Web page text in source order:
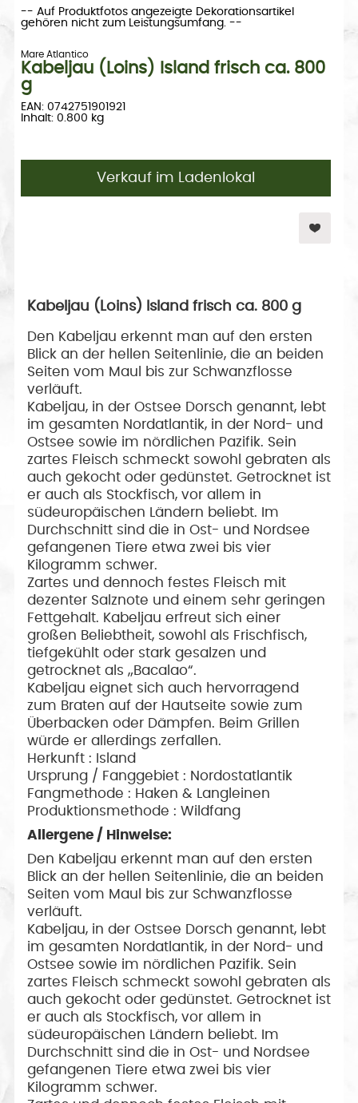
-- Auf Produktfotos angezeigte Dekorationsartikel
gehören nicht zum Leistungsumfang. --
Mare Atlantico
Kabeljau (Loins) Island frisch ca. 800
g
EAN: 0742751901921
Inhalt: 0.800 kg
Verkauf im Ladenlokal
Kabeljau (Loins) Island frisch ca. 800 g
Den Kabeljau erkennt man auf den ersten
Blick an der hellen Seitenlinie, die an beiden
Seiten vom Maul bis zur Schwanzflosse
verläuft.
Kabeljau, in der Ostsee Dorsch genannt, lebt
im gesamten Nordatlantik, in der Nord- und
Ostsee sowie im nördlichen Pazifik. Sein
zartes Fleisch schmeckt sowohl gebraten als
auch gekocht oder gedünstet. Getrocknet ist
er auch als Stockfisch, vor allem in
südeuropäischen Ländern beliebt. Im
Durchschnitt sind die in Ost- und Nordsee
gefangenen Tiere etwa zwei bis vier
Kilogramm schwer.
Zartes und dennoch festes Fleisch mit
dezenter Salznote und einem sehr geringen
Fettgehalt. Kabeljau erfreut sich einer
großen Beliebtheit, sowohl als Frischfisch,
tiefgekühlt oder stark gesalzen und
getrocknet als „Bacalao“.
Kabeljau eignet sich auch hervorragend
zum Braten auf der Hautseite sowie zum
Überbacken oder Dämpfen. Beim Grillen
würde er allerdings zerfallen.
Herkunft : Island
Ursprung / Fanggebiet : Nordostatlantik
Fangmethode : Haken & Langleinen
Produktionsmethode : Wildfang
Allergene / Hinweise:
Den Kabeljau erkennt man auf den ersten
Blick an der hellen Seitenlinie, die an beiden
Seiten vom Maul bis zur Schwanzflosse
verläuft.
Kabeljau, in der Ostsee Dorsch genannt, lebt
im gesamten Nordatlantik, in der Nord- und
Ostsee sowie im nördlichen Pazifik. Sein
zartes Fleisch schmeckt sowohl gebraten als
auch gekocht oder gedünstet. Getrocknet ist
er auch als Stockfisch, vor allem in
südeuropäischen Ländern beliebt. Im
Durchschnitt sind die in Ost- und Nordsee
gefangenen Tiere etwa zwei bis vier
Kilogramm schwer.